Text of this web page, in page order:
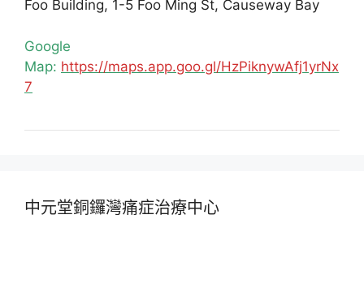
Foo Building, 1-5 Foo Ming St, Causeway Bay
Google
Map: https://maps.app.goo.gl/HzPiknywAfj1yrNx
7
中元堂銅鑼灣痛症治療中心